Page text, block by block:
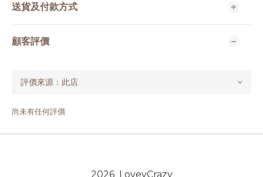
送貨及付款方式
顧客評價
尚未有任何評價
2026 LoveyCrazy